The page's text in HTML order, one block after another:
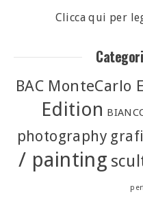
Clicca qui per
BAC MonteCarlo
Edition
photography
/ painting